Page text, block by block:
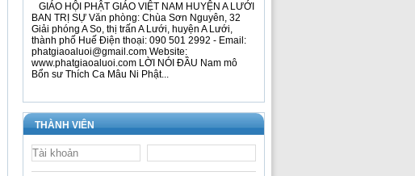
GIÁO HỘI PHẬT GIÁO VIỆT NAM HUYỆN A LƯỚI
BAN TRỊ SỰ Văn phòng: Chùa Sơn Nguyên, 32
Giải phóng A So, thị trấn A Lưới, huyện A Lưới,
thành phố Huế Điện thoại: 090 501 2992 - Email:
phatgiaoaluoi@gmail.com Website:
www.phatgiaoaluoi.com LỜI NÓI ĐẦU Nam mô
Bổn sư Thích Ca Mâu Ni Phật...
THÀNH VIÊN